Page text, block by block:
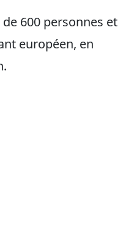
600 personnes et
européen, en